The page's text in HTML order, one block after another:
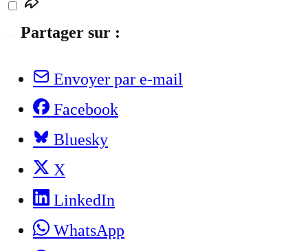
Partager sur :
Envoyer par e-mail
Facebook
Bluesky
X
LinkedIn
WhatsApp